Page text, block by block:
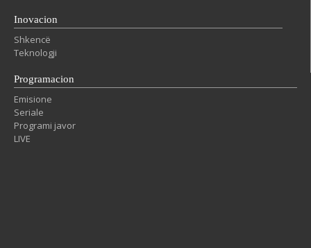
Inovacion
Shkencë
Teknologji
Programacion
Emisione
Seriale
Programi javor
LIVE